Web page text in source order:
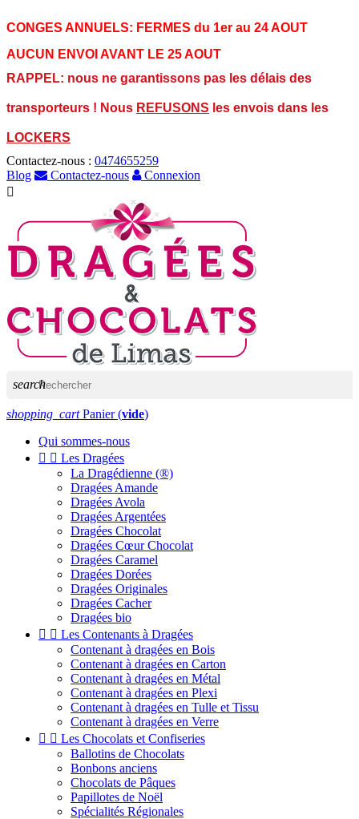
CONGES ANNUELS: FERMES du 1er au 24 AOUT
AUCUN ENVOI AVANT LE 25 AOUT
RAPPEL: nous ne garantissons pas les délais des
transporteurs ! Nous REFUSONS les envois dans les
LOCKERS
Contactez-nous : 0474655259
Blog
Contactez-nous
Connexion

search
shopping_cart Panier (vide)
Qui sommes-nous
  Les Dragées
La Dragédienne (®)
Dragées Amande
Dragées Avola
Dragées Argentées
Dragées Chocolat
Dragées Cœur Chocolat
Dragées Caramel
Dragées Dorées
Dragées Originales
Dragées Cacher
Dragées bio
  Les Contenants à Dragées
Contenant à dragées en Bois
Contenant à dragées en Carton
Contenant à dragées en Métal
Contenant à dragées en Plexi
Contenant à dragées en Tulle et Tissu
Contenant à dragées en Verre
  Les Chocolats et Confiseries
Ballotins de Chocolats
Bonbons anciens
Chocolats de Pâques
Papillotes de Noël
Spécialités Régionales